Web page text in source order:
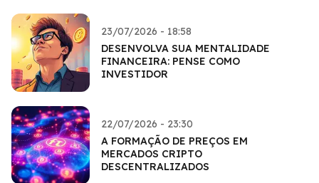
23/07/2026 - 18:58
DESENVOLVA SUA MENTALIDADE
FINANCEIRA: PENSE COMO
INVESTIDOR
22/07/2026 - 23:30
A FORMAÇÃO DE PREÇOS EM
MERCADOS CRIPTO
DESCENTRALIZADOS